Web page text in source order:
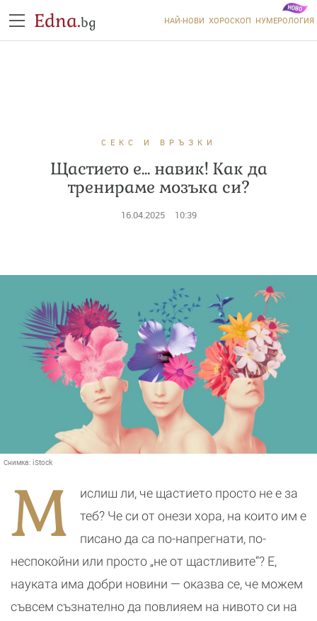
Edna.bg НАЙ-НОВИ ХОРОСКОП НУМЕРОЛОГИЯ
СЕКС И ВРЪЗКИ
Щастието е... навик! Как да
тренираме мозъка си?
16.04.2025 10:39
Снимка: iStock
М
ислиш ли, че щастието просто не е за
теб? Че си от онези хора, на които им е
писано да са по-напрегнати, по-
неспокойни или просто „не от щастливите“? Е,
науката има добри новини — оказва се, че можем
съвсем съзнателно да повлияем на нивото си на